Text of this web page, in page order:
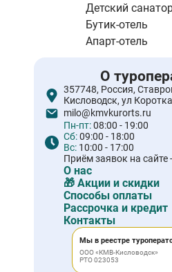
Детский
Бутик-отель
Апарт-отель
О
357748, Россия,
Кисловодск, ул
milo@kmvkurorts.ru
Пн-пт:08:00 - 19:00
Сб:09:00 - 18:00
Вс: 10:00 - 17:00
Приём заявок на сайте -
О нас
🎁 Акции и скидки
Способы оплаты
Рассрочка и кредит
Контакты
Мы в реестре
ООО «КМВ-Кисловодск»
РТО 023053